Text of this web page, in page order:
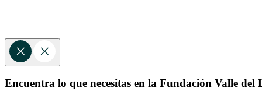
Encuentra lo que necesitas en la Fundación Valle del